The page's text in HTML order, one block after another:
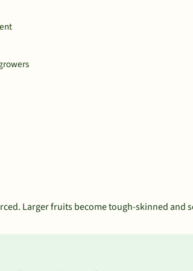
Larger fruits become tough-skinned and